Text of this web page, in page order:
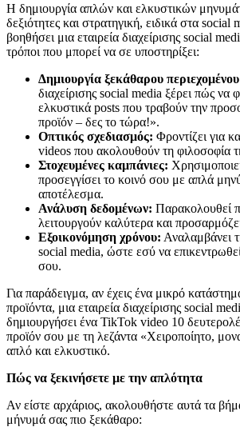
Η δημιουργία απλών και ελκυστικών
δεξιότητες και στρατηγική, ειδικά στα
βοηθήσει μια εταιρεία διαχείρισης social
τρόποι που μπορεί να σε υποστηρίξει:
Δημιουργία ξεκάθαρου
διαχείρισης social media ξέρει πώς να
ελκυστικά posts που τραβούν την
προϊόν – δες το τώρα!».
Οπτικός σχεδιασμός: Φροντίζει για
videos που ακολουθούν τη φιλοσοφία
Στοχευμένες καμπάνιες:
προσεγγίσει το κοινό σου με απλά
αποτέλεσμα.
Ανάλυση δεδομένων: Παρακολουθεί
λειτουργούν καλύτερα και
Εξοικονόμηση χρόνου: Αναλαμβάνει
social media, ώστε εσύ να
σου.
Για παράδειγμα, αν έχεις ένα μικρό
προϊόντα, μια εταιρεία διαχείρισης social
δημιουργήσει ένα TikTok video 10
προϊόν σου με τη λεζάντα «Χειροποίητο,
απλό και ελκυστικό.
Πώς να ξεκινήσετε με την απλότητα
Αν είστε αρχάριος, ακολουθήστε αυτά τα
μήνυμά σας πιο ξεκάθαρο: